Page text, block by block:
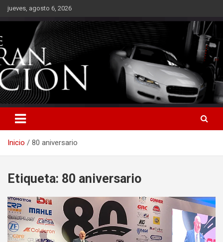
Saltarjueves, agosto 6, 2026
Inicio 80 aniversario
Etiqueta: 80 aniversario